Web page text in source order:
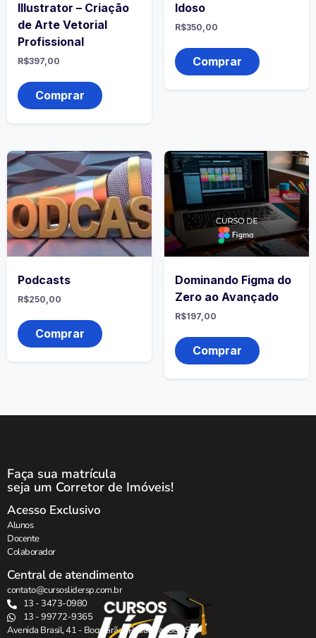
Illustrator – Criação
de Arte Vetorial
Profissional
R$397,00
Comprar
Idoso
R$350,00
Comprar
Podcasts
R$250,00
Comprar
Dominando Figma do
Zero ao Avançado
R$197,00
Comprar
Faça sua matrícula
seja um Corretor de Imóveis!
Acesso Exclusivo
Alunos
Docente
Colaborador
Central de atendimento
contato@cursoslidersp.com.br
13 - 3473-0980
13 - 99772-9365
Avenida Brasil, 41 - Boqueirão , Praia Grande - SP.